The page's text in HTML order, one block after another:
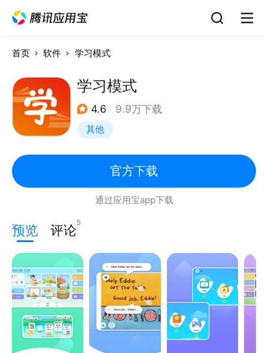
首页 软件 学习模式
学习模式
4.6 9.9万下载
其他
官方下载
通过应用宝app下载
预览 评论5